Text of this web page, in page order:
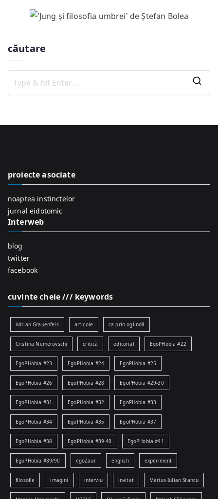
căutare
o
proiecte asociate
noaptea instinctelor
jurnal eidotomic
Interweb
blog
twitter
facebook
cuvinte cheie /// keywords
Adrian Grauenfels articole ca prin oglindă
Cristina Nemerovschi critică editorial EgoPHobia #22
EgoPHobia #23 EgoPHobia #24 EgoPHobia #25
EgoPHobia #26 EgoPHobia #28 EgoPHobia #29-30
EgoPHobia #31 EgoPHobia #32 EgoPHobia #33
EgoPHobia #34 EgoPHobia #35 EgoPHobia #37
EgoPHobia #38 EgoPHobia #39-40 EgoPHobia #41
EgoPHobia #89/90 egoZaur english experiment
filosofie imagini interviu invitat Marius-Iulian Stancu